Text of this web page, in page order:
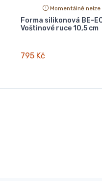
Momentálně
Forma silikonová BE-
Voštinové ruce 10,5 cm
795 Kč